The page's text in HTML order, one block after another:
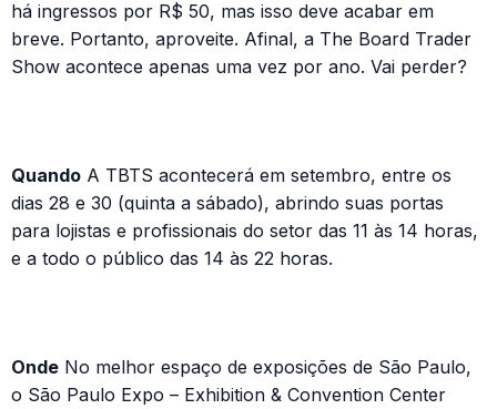
há ingressos por R$ 50, mas isso deve acabar em
breve. Portanto, aproveite. Afinal, a The Board Trader
Show acontece apenas uma vez por ano. Vai perder?
Quando A TBTS acontecerá em setembro, entre os
dias 28 e 30 (quinta a sábado), abrindo suas portas
para lojistas e profissionais do setor das 11 às 14 horas,
e a todo o público das 14 às 22 horas.
Onde No melhor espaço de exposições de São Paulo,
o São Paulo Expo – Exhibition & Convention Center